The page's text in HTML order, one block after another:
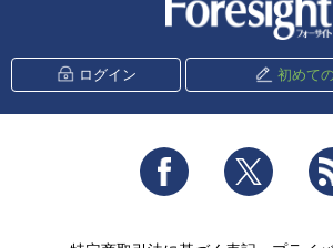
ログイン 初めて
Facebook Twitter